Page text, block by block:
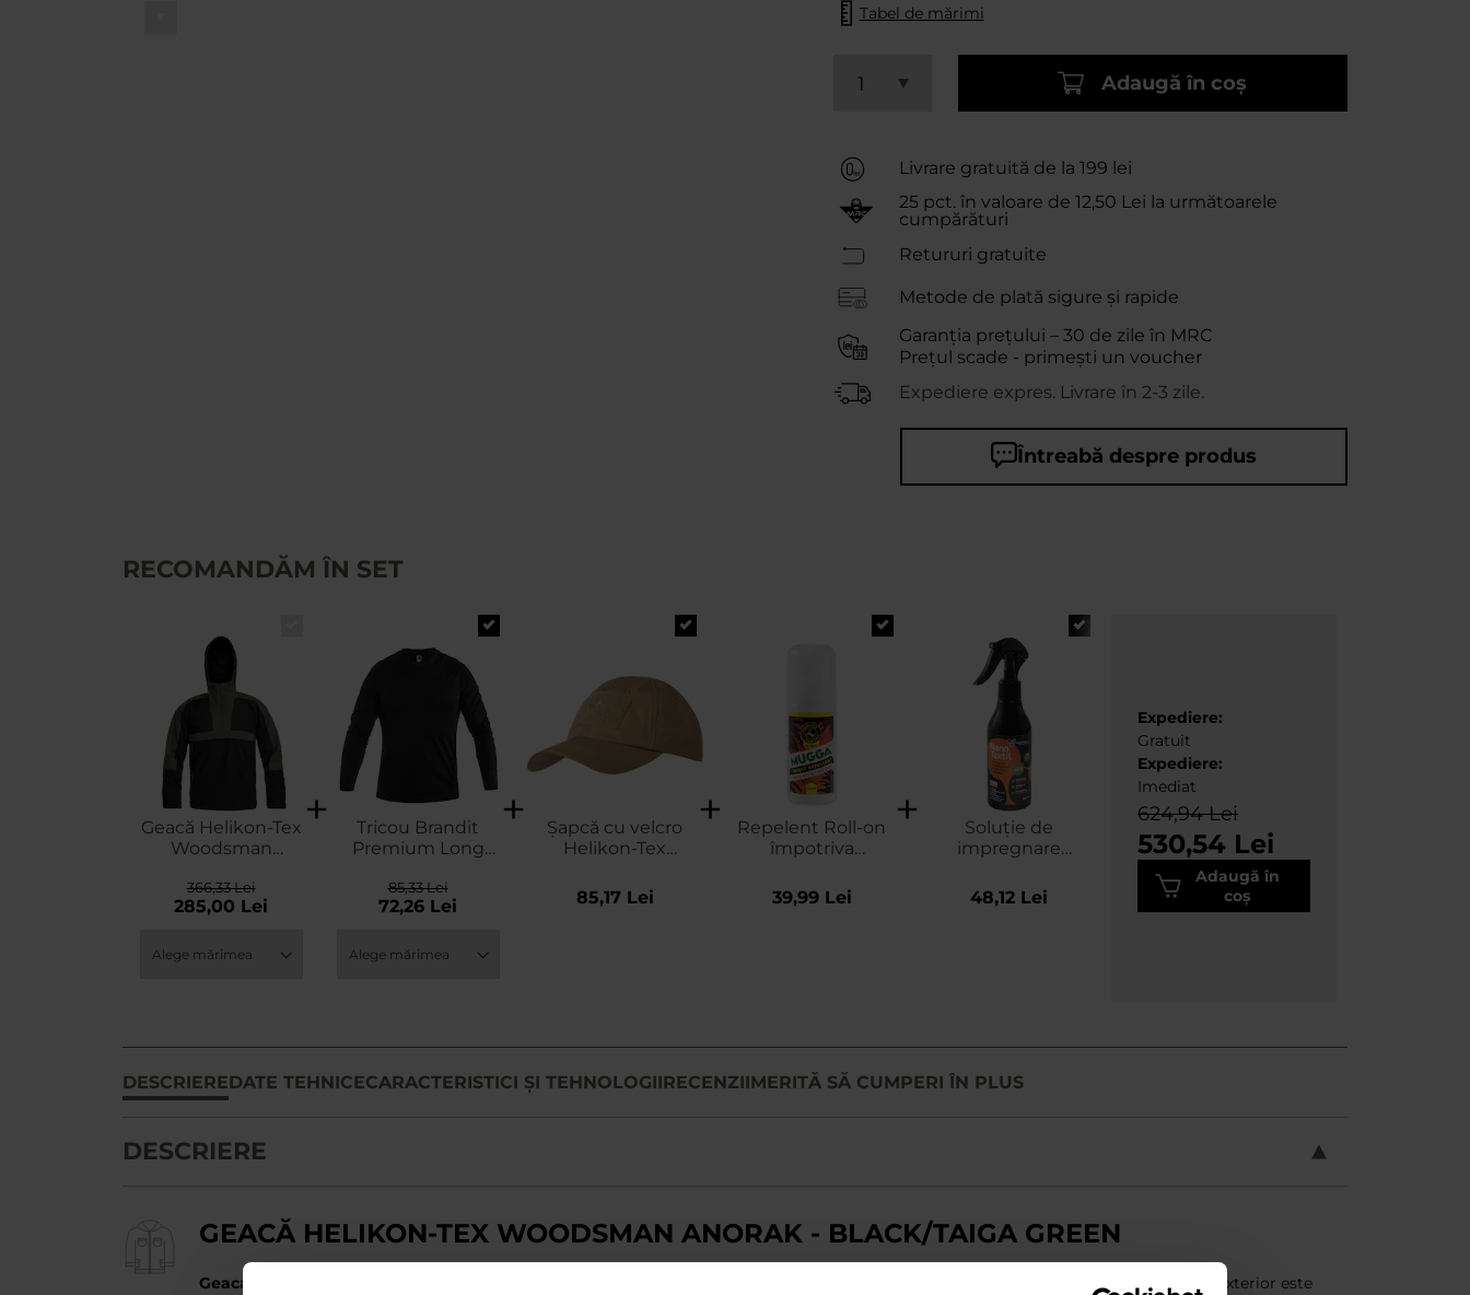
Tabel de mărimi
1 Adaugă în coș
Livrare gratuită de la 199 lei
25pct. în valoare de 12,50 Lei la următoarele
cumpărături
Retururi gratuite
Metode de plată sigure și rapide
Garanția prețului – 30 de zile în MRC
Prețul scade - primești un voucher
Expediere expres. Livrare în 2-3 zile.
Întreabă despre produs
RECOMANDĂM ÎN SET
Geacă Helikon-Tex
Woodsman
Black/Taiga Green
285,00 Lei
366,33 Lei
Tricou Brandit
Premium Long
Black
72,26 Lei
85,33 Lei
Șapcă cu velcro
Helikon-Tex
Stop - Coyote
85,17 Lei
Repelent Roll-on
împotriva
Extra Strong 50%
DEET - 50 ml
39,99 Lei
Soluție de
impregnare
Textil 200 ml
48,12 Lei
Expediere:
Gratuit
Expediere:
Imediat
624,94 Lei
530,54 Lei
Adaugă în
coș
DESCRIEREDATE TEHNICECARACTERISTICI ȘI TEHNOLOGIIRECENZIIMERITĂ SĂ CUMPERI ÎN PLUS
DESCRIERE
GEACĂ HELIKON-TEX WOODSMAN ANORAK - BLACK/TAIGA GREEN
Geaca cu glugă
, de tip anorac, face parte din colecția Helikon-Tex Bushcraft Line. Stratul exterior este